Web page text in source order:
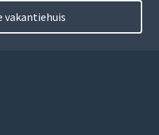
vakantiehuis